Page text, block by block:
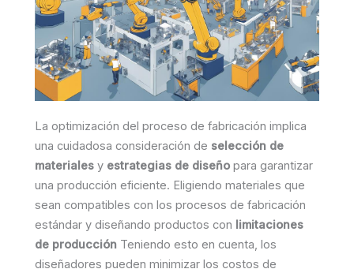
La optimización del proceso de fabricación implica
una cuidadosa consideración de selección de
materiales y estrategias de diseño para garantizar
una producción eficiente. Eligiendo materiales que
sean compatibles con los procesos de fabricación
estándar y diseñando productos con limitaciones
de producción Teniendo esto en cuenta, los
diseñadores pueden minimizar los costos de